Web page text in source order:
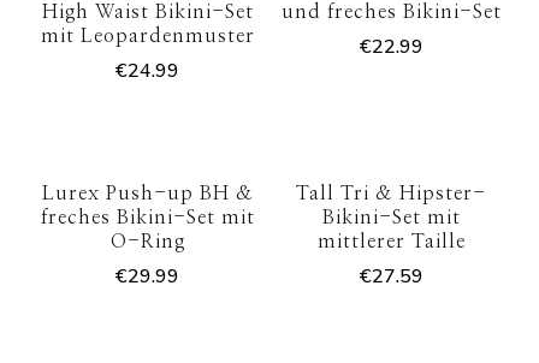
High Waist Bikini-Set
mit Leopardenmuster
€24.99
und freches Bikini-Set
€22.99
Lurex Push-up BH &
freches Bikini-Set mit
O-Ring
€29.99
Tall Tri & Hipster-
Bikini-Set mit
mittlerer Taille
€27.59